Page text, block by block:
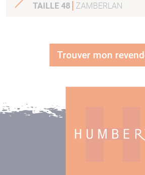
TAILLE 48
ZAMBERLAN
Trouver mon